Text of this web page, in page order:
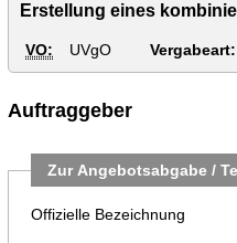
Erstellung eines
VO: UVgO Vergabeart:
Auftraggeber
Zur Angebotsabgabe /
Offizielle Bezeichnung